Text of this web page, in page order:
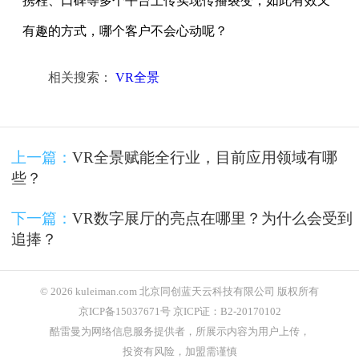
有趣的方式，哪个客户不会心动呢？
相关搜索： VR全景
上一篇： VR全景赋能全行业，目前应用领域有哪
些？
下一篇： VR数字展厅的亮点在哪里？为什么会受到
追捧？
© 2026 kuleiman.com 北京同创蓝天云科技有限公司 版权所有
京ICP备15037671号 京ICP证：B2-20170102
酷雷曼为网络信息服务提供者，所展示内容为用户上传，
投资有风险，加盟需谨慎